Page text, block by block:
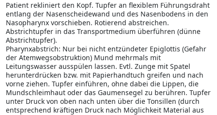
Patient rekliniert den Kopf. Tupfer an flexiblem Führungsdraht
entlang der Nasenscheidewand und des Nasenbodens in den
Nasopharynx vorschieben. Rotierend abstreichen.
Abstrichtupfer in das Transportmedium überführen (dünne
Abstrichtupfer).
Pharynxabstrich: Nur bei nicht entzündeter Epiglottis (Gefahr
der Atemwegsobstruktion) Mund mehrmals mit
Leitungswasser ausspülen lassen. Evtl. Zunge mit Spatel
herunterdrücken bzw. mit Papierhandtuch greifen und nach
vorne ziehen. Tupfer einführen, ohne dabei die Lippen, die
Mundschleimhaut oder das Gaumensegel zu berühren. Tupfer
unter Druck von oben nach unten über die Tonsillen (durch
entsprechend kräftigen Druck nach Möglichkeit Material aus